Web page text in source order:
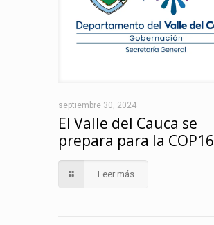
septiembre 30, 2024
El Valle del Cauca se
prepara para la COP16
Leer más